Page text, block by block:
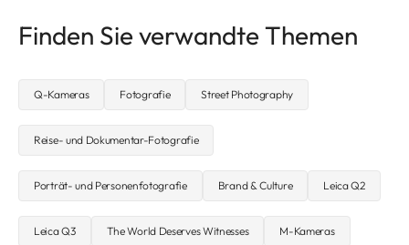
Finden Sie verwandte Themen
Q-Kameras Fotografie Street Photography
Reise- und Dokumentar-Fotografie
Porträt- und Personenfotografie Brand & Culture Leica Q2
Leica Q3 The World Deserves Witnesses M-Kameras